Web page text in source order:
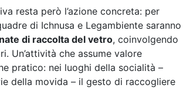
resta però l’azione concreta: per
di Ichnusa e Legambiente saranno
di raccolta del vetro, coinvolgendo
Un’attività che assume valore
pratico: nei luoghi della socialità –
della movida – il gesto di raccogliere